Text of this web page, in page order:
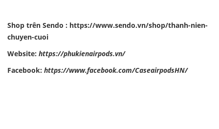
Shop trên Sendo : https://www.sendo.vn/shop/thanh-nien-
chuyen-cuoi
Website: https://phukienairpods.vn/
Facebook: https://www.facebook.com/CaseairpodsHN/